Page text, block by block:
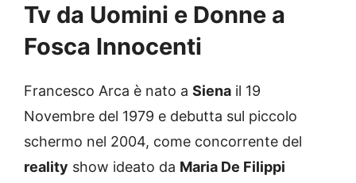
Tv da Uomini e Donne a
Fosca Innocenti
Francesco Arca è nato a Siena il 19
Novembre del 1979 e debutta sul piccolo
schermo nel 2004, come concorrente del
reality show ideato da Maria De Filippi